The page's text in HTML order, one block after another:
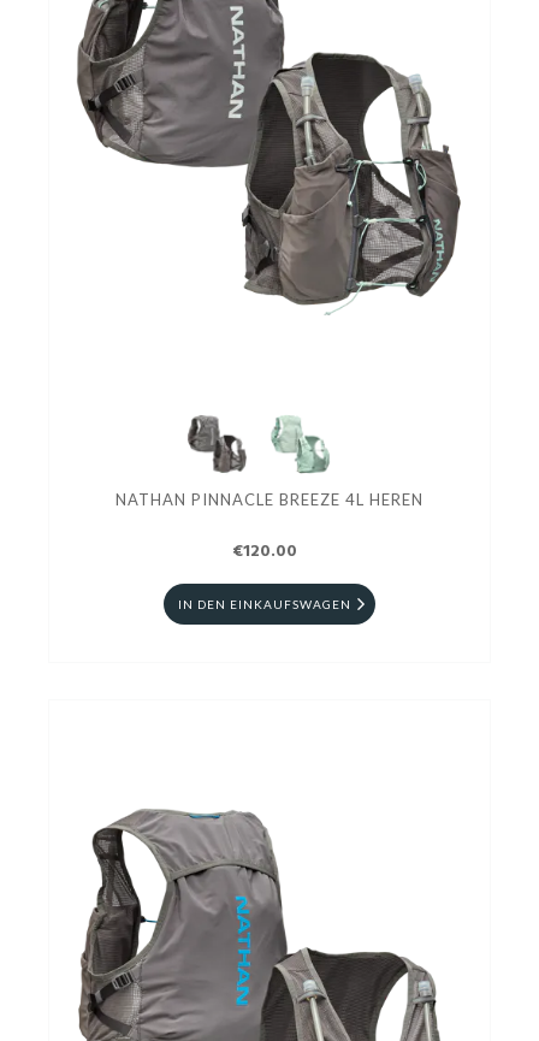
NATHAN PINNACLE BREEZE 4L HEREN
€120.00
IN DEN EINKAUFSWAGEN